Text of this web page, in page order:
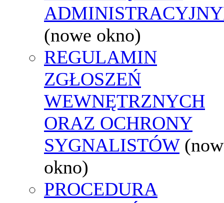
(nowe okno)
REGULAMIN
ZGŁOSZEŃ
WEWNĘTRZNYCH
ORAZ OCHRONY
SYGNALISTÓW
okno)
PROCEDURA